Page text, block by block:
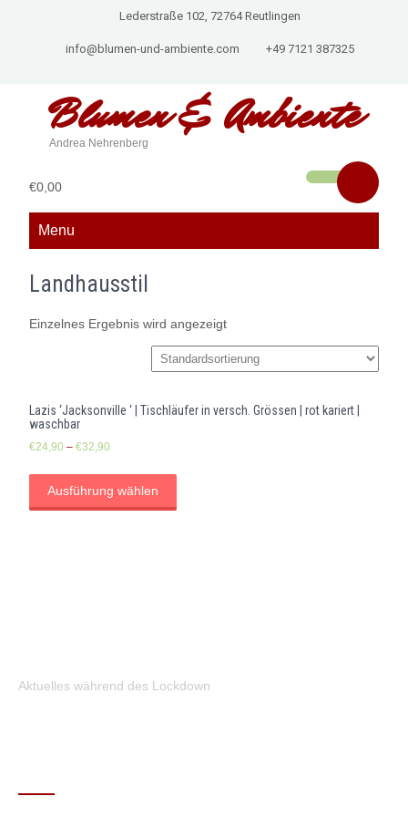
Lederstraße 102, 72764 Reutlingen
info@blumen-und-ambiente.com +49 7121 387325
Blumen &Ambiente
Andrea Nehrenberg
€0,00
Menu
Landhausstil
Einzelnes Ergebnis wird angezeigt
Lazis ‘Jacksonville ‘ | Tischläufer in versch. Grössen | rot kariert |
waschbar
€24,90 – €32,90
Ausführung wählen
Aktuelles während des Lockdown